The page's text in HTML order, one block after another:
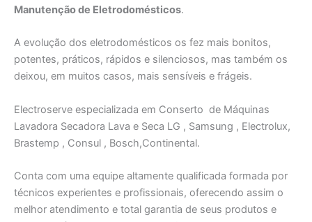
Manutenção de Eletrodomésticos.
A evolução dos eletrodomésticos os fez mais bonitos,
potentes, práticos, rápidos e silenciosos, mas também os
deixou, em muitos casos, mais sensíveis e frágeis.
Electroserve especializada em Conserto de Máquinas
Lavadora Secadora Lava e Seca LG , Samsung , Electrolux,
Brastemp , Consul , Bosch,Continental.
Conta com uma equipe altamente qualificada formada por
técnicos experientes e profissionais, oferecendo assim o
melhor atendimento e total garantia de seus produtos e